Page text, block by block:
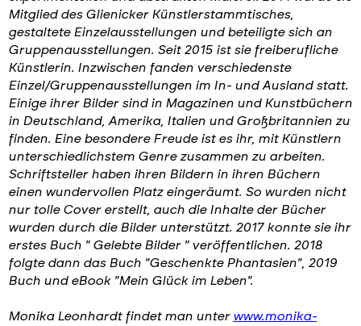
Mitglied des Glienicker Künstlerstammtisches,
gestaltete Einzelausstellungen und beteiligte sich an
Gruppenausstellungen. Seit 2015 ist sie freiberufliche
Künstlerin. Inzwischen fanden verschiedenste
Einzel/Gruppenausstellungen im In- und Ausland statt.
Einige ihrer Bilder sind in Magazinen und Kunstbüchern
in Deutschland, Amerika, Italien und Großbritannien zu
finden. Eine besondere Freude ist es ihr, mit Künstlern
unterschiedlichstem Genre zusammen zu arbeiten.
Schriftsteller haben ihren Bildern in ihren Büchern
einen wundervollen Platz eingeräumt. So wurden nicht
nur tolle Cover erstellt, auch die Inhalte der Bücher
wurden durch die Bilder unterstützt. 2017 konnte sie ihr
erstes Buch " Gelebte Bilder " veröffentlichen. 2018
folgte dann das Buch "Geschenkte Phantasien", 2019
Buch und eBook "Mein Glück im Leben".
Monika Leonhardt findet man unter www.monika-